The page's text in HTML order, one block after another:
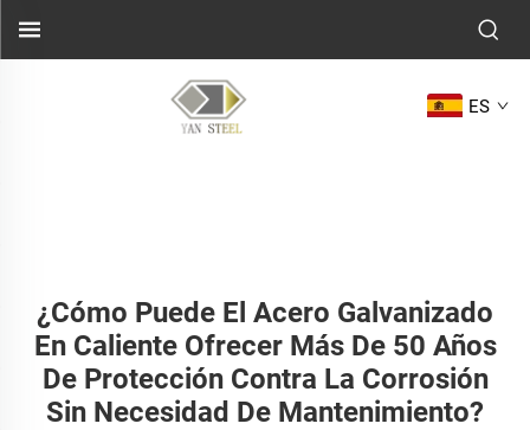
ES
¿Cómo Puede El Acero Galvanizado
En Caliente Ofrecer Más De 50 Años
De Protección Contra La Corrosión
Sin Necesidad De Mantenimiento?